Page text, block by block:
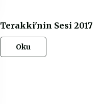
Terakki'nin Sesi 2017
Oku